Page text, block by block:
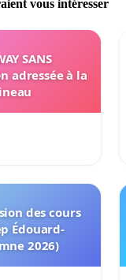
vous intéresser
SANS
adressée à la
des cours
Édouard-
2026)